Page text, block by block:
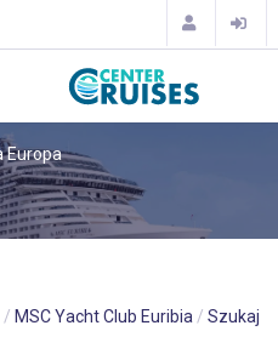
Europa
MSC Yacht Club Euribia Szukaj